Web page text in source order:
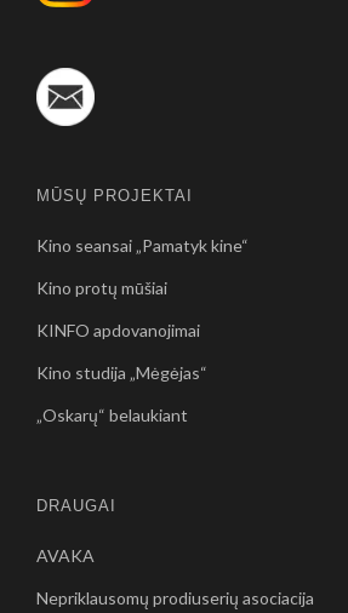
MŪSŲ PROJEKTAI
Kino seansai „Pamatyk kine“
Kino protų mūšiai
KINFO apdovanojimai
Kino studija „Mėgėjas“
„Oskarų“ belaukiant
DRAUGAI
AVAKA
Nepriklausomų prodiuserių asociacija